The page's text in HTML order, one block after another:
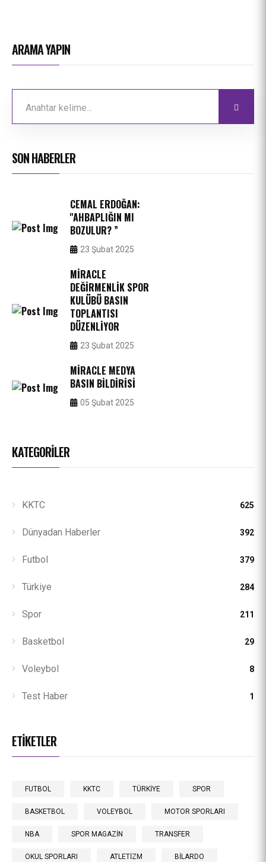
ARAMA YAPIN
SON HABERLER
CEMAL ERDOĞAN:
''AHBAPLIĞIN MI
BOZULUR? ”
23 Şubat 2025
MIRACLE
DEĞIRMENLIK SPOR
KULÜBÜ BASIN
TOPLANTISI
DÜZENLIYOR
23 Şubat 2025
MIRACLE MEDYA
BASIN BILDIRISI
05 Şubat 2025
KATEGORILER
KKTC 625
Dünyadan Haberler 392
Futbol 379
Türkiye 284
Spor 211
Basketbol 29
Voleybol 8
Test Haber 1
ETIKETLER
FUTBOL KKTC TÜRKİYE SPOR
BASKETBOL VOLEYBOL MOTOR SPORLARI
NBA SPOR MAGAZİN TRANSFER
OKUL SPORLARI ATLETİZM BİLARDO